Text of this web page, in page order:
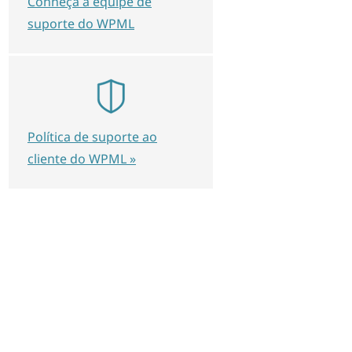
suporte do WPML
Política de suporte ao
cliente do WPML »